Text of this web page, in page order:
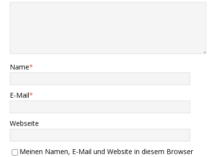
Name*
E-Mail*
Webseite
Meinen Namen, E-Mail und Website in diesem Browser